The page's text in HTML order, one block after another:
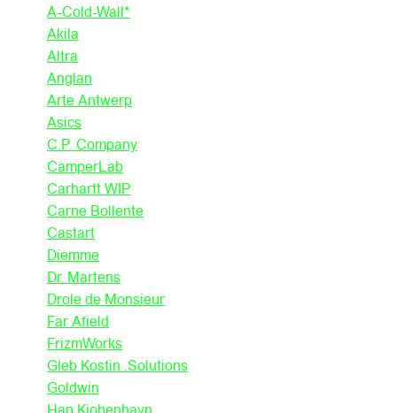
A-Cold-Wall*
Akila
Altra
Anglan
Arte Antwerp
Asics
C.P. Company
CamperLab
Carhartt WIP
Carne Bollente
Castart
Diemme
Dr. Martens
Drole de Monsieur
Far Afield
FrizmWorks
Gleb Kostin .Solutions
Goldwin